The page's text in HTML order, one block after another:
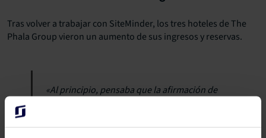
Tras volver a trabajar con SiteMinder, los tres hoteles de The
Phala Group vieron un aumento de sus ingresos y reservas.
«Al principio, pensaba que la afirmación de